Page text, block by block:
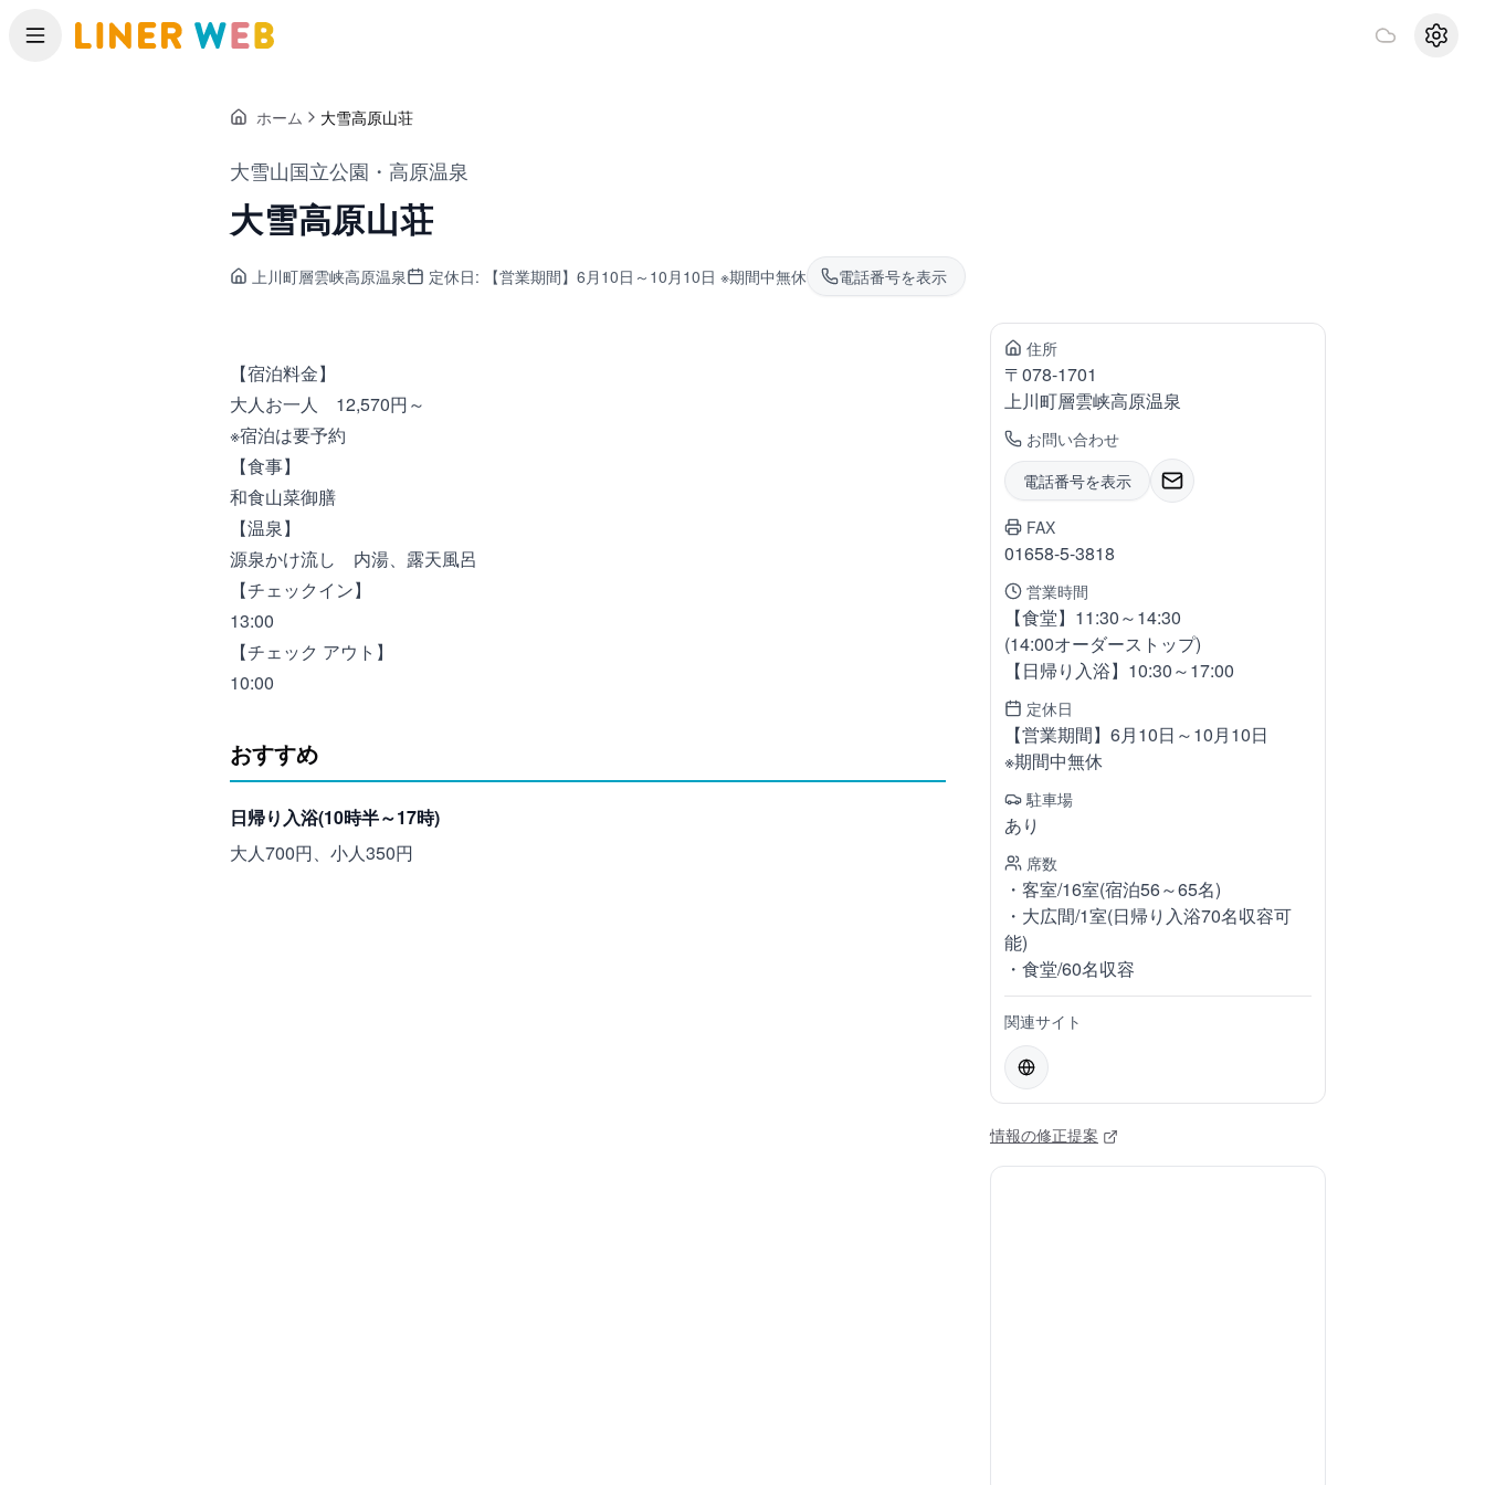
メニュー 設定
ホーム 大雪高原山荘
大雪山国立公園・高原温泉
大雪高原山荘
上川町層雲峡高原温泉 定休日: 【営業期間】6月10日～10月10日 ※期間中無休 電話番号を表示
【宿泊料金】
大人お一人 12,570円～
※宿泊は要予約
【食事】
和食山菜御膳
【温泉】
源泉かけ流し 内湯、露天風呂
【チェックイン】
13:00
【チェック アウト】
10:00
おすすめ
日帰り入浴(10時半～17時)
大人700円、小人350円
住所
〒078-1701
上川町層雲峡高原温泉
お問い合わせ
電話番号を表示
FAX
01658-5-3818
営業時間
【食堂】11:30～14:30
(14:00オーダーストップ)
【日帰り入浴】10:30～17:00
定休日
【営業期間】6月10日～10月10日
※期間中無休
駐車場
あり
席数
・客室/16室(宿泊56～65名)
・大広間/1室(日帰り入浴70名収容可
能)
・食堂/60名収容
関連サイト
情報の修正提案